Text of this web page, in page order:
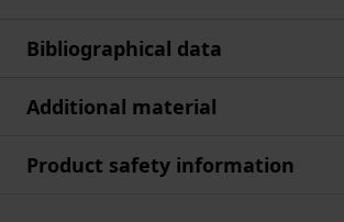
Bibliographical data
Additional material
Product safety information